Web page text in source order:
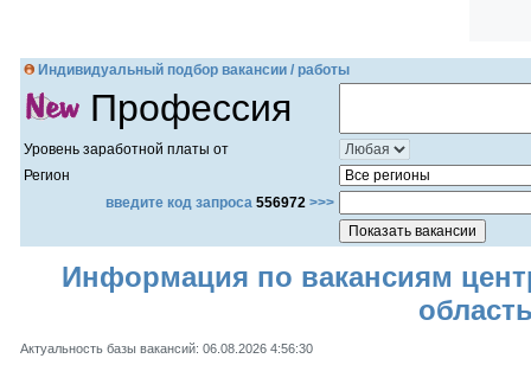
Индивидуальный подбор вакансии / работы
Профессия
Уровень заработной платы от
Регион
введите код запроса 556972 >>>
Информация по вакансиям
Актуальность базы вакансий: 06.08.2026 4:56:30